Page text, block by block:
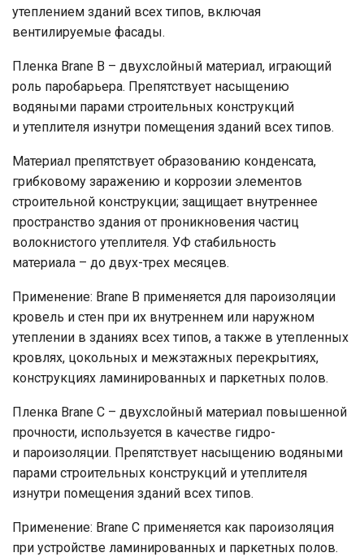
утеплением зданий всех типов, включая
вентилируемые фасады.
Пленка Brane B – двухслойный материал, играющий
роль паробарьера. Препятствует насыщению
водяными парами строительных конструкций
и утеплителя изнутри помещения зданий всех типов.
Материал препятствует образованию конденсата,
грибковому заражению и коррозии элементов
строительной конструкции; защищает внутреннее
пространство здания от проникновения частиц
волокнистого утеплителя. УФ стабильность
материала – до двух-трех месяцев.
Применение: Brane B применяется для пароизоляции
кровель и стен при их внутреннем или наружном
утеплении в зданиях всех типов, а также в утепленных
кровлях, цокольных и межэтажных перекрытиях,
конструкциях ламинированных и паркетных полов.
Пленка Brane C – двухслойный материал повышенной
прочности, используется в качестве гидро-
и пароизоляции. Препятствует насыщению водяными
парами строительных конструкций и утеплителя
изнутри помещения зданий всех типов.
Применение: Brane C применяется как пароизоляция
при устройстве ламинированных и паркетных полов.